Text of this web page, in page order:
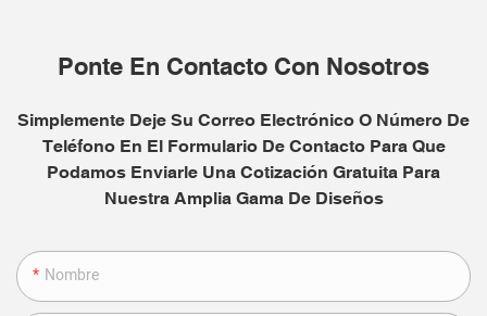
Ponte En Contacto Con Nosotros
Simplemente Deje Su Correo Electrónico O Número De
Teléfono En El Formulario De Contacto Para Que
Podamos Enviarle Una Cotización Gratuita Para
Nuestra Amplia Gama De Diseños
Nombre